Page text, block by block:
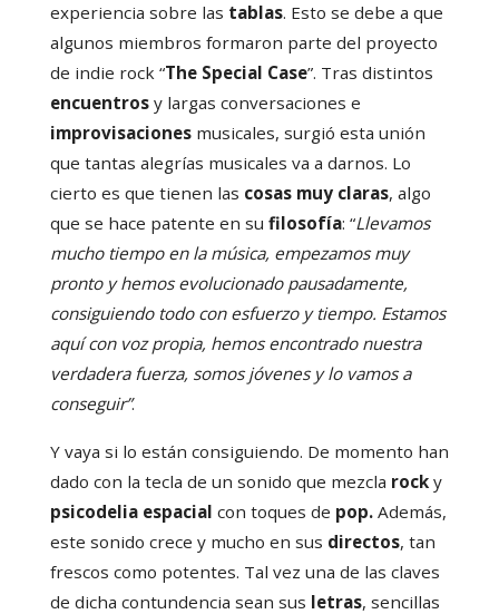
experiencia sobre las tablas. Esto se debe a que
algunos miembros formaron parte del proyecto
de indie rock “The Special Case”. Tras distintos
encuentrosy largas conversaciones e
improvisacionesmusicales, surgió esta unión
que tantas alegrías musicales va a darnos. Lo
cierto es que tienen las cosas muy claras, algo
que se hace patente en su filosofía: “Llevamos
mucho tiempo en la música, empezamos muy
pronto y hemos evolucionado pausadamente,
consiguiendo todo con esfuerzo y tiempo. Estamos
aquí con voz propia, hemos encontrado nuestra
verdadera fuerza, somos jóvenes y lo vamos a
conseguir”.
Y vaya si lo están consiguiendo. De momento han
dado con la tecla de un sonido que mezcla rock y
psicodelia espacial con toques de pop.Además,
este sonido crece y mucho en sus directos, tan
frescos como potentes. Tal vez una de las claves
de dicha contundencia sean sus letras, sencillas